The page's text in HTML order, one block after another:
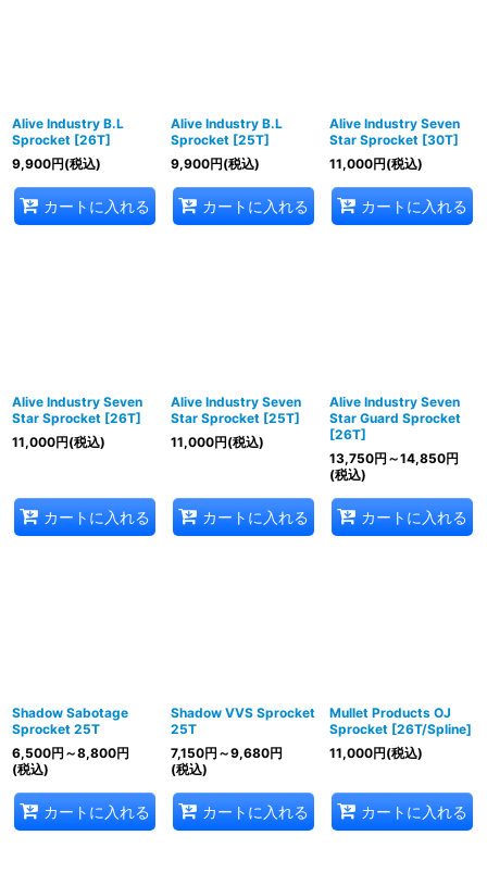
Alive Industry B.L
Sprocket [26T]
9,900円(税込)
カートに入れる
Alive Industry B.L
Sprocket [25T]
9,900円(税込)
カートに入れる
Alive Industry Seven
Star Sprocket [30T]
11,000円(税込)
カートに入れる
Alive Industry Seven
Star Sprocket [26T]
11,000円(税込)
カートに入れる
Alive Industry Seven
Star Sprocket [25T]
11,000円(税込)
カートに入れる
Alive Industry Seven
Star Guard Sprocket
[26T]
13,750円 ～14,850円
(税込)
カートに入れる
Shadow Sabotage
Sprocket 25T
6,500円 ～8,800円
(税込)
カートに入れる
Shadow VVS Sprocket
25T
7,150円 ～9,680円
(税込)
カートに入れる
Mullet Products OJ
Sprocket [26T/Spline]
11,000円(税込)
カートに入れる